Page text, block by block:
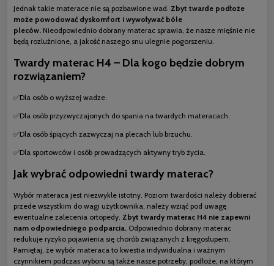
Jednak takie materace nie są pozbawione wad. Zbyt twarde podłoże
może powodować dyskomfort i wywoływać bóle
pleców. Nieodpowiednio dobrany materac sprawia, że nasze mięśnie nie
będą rozluźnione, a jakość naszego snu ulegnie pogorszeniu.
Twardy materac H4 – Dla kogo będzie dobrym
rozwiązaniem?
✅Dla osób o wyższej wadze.
✅Dla osób przyzwyczajonych do spania na twardych materacach.
✅Dla osób śpiących zazwyczaj na plecach lub brzuchu.
✅Dla sportowców i osób prowadzących aktywny tryb życia.
Jak wybrać odpowiedni twardy materac?
Wybór materaca jest niezwykle istotny. Poziom twardości należy dobierać
przede wszystkim do wagi użytkownika, należy wziąć pod uwagę
ewentualne zalecenia ortopedy. Zbyt twardy materac H4 nie zapewni
nam odpowiedniego podparcia. Odpowiednio dobrany materac
redukuje ryzyko pojawienia się chorób związanych z kręgosłupem.
Pamiętaj, że wybór materaca to kwestia indywidualna i ważnym
czynnikiem podczas wyboru są także nasze potrzeby, podłoże, na którym